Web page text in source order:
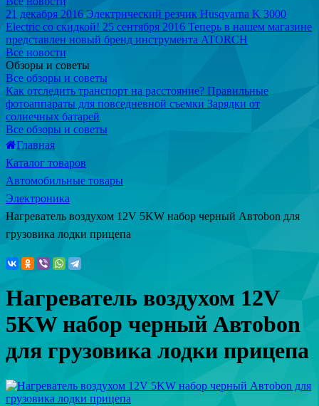
21 декабря 2016 Электрический резчик Husqvarna K 3000
Electric со скидкой! 25 сентября 2016 Теперь в нашем магазине
представлен новый бренд инструмента ATORCH
Все новости
Обзоры и советы
Все обзоры и советы
Как отследить транспорт на расстояние? Правильные
фотоаппараты для повседневной съемки Зарядки от
солнечных батарей
Все обзоры и советы
Главная
Каталог товаров
Автомобильные товары
Электроника
Нагреватель воздухом 12V 5KW набор черный Автоbon для
грузовика лодки прицепа
Нагреватель воздухом 12V
5KW набор черный Автоbon
для грузовика лодки прицепа